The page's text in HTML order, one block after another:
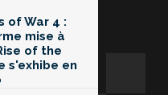
of War 4 :
mise à
of the
s'exhibe en